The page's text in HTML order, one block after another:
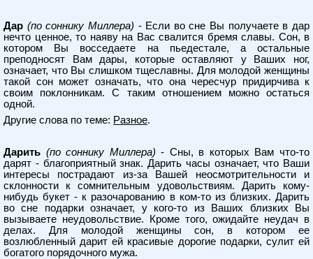
Дар (по соннику Миллера) - Если во сне Вы получаете в дар
нечто ценное, то наяву на Вас свалится бремя славы. Сон, в
котором Вы восседаете на пьедестале, а остальные
преподносят Вам дары, которые оставляют у Ваших ног,
означает, что Вы слишком тщеславны. Для молодой женщины
такой сон может означать, что она чересчур придирчива к
своим поклонникам. С таким отношением можно остаться
одной.
Другие слова по теме: Разное.
Дарить (по соннику Миллера) - Сны, в которых Вам что-то
дарят - благоприятный знак. Дарить часы означает, что Ваши
интересы пострадают из-за Вашей неосмотрительности и
склонности к сомнительным удовольствиям. Дарить кому-
нибудь букет - к разочарованию в ком-то из близких. Дарить
во сне подарки означает, у кого-то из Ваших близких Вы
вызываете неудовольствие. Кроме того, ожидайте неудач в
делах. Для молодой женщины сон, в котором ее
возлюбленный дарит ей красивые дорогие подарки, сулит ей
богатого порядочного мужа.